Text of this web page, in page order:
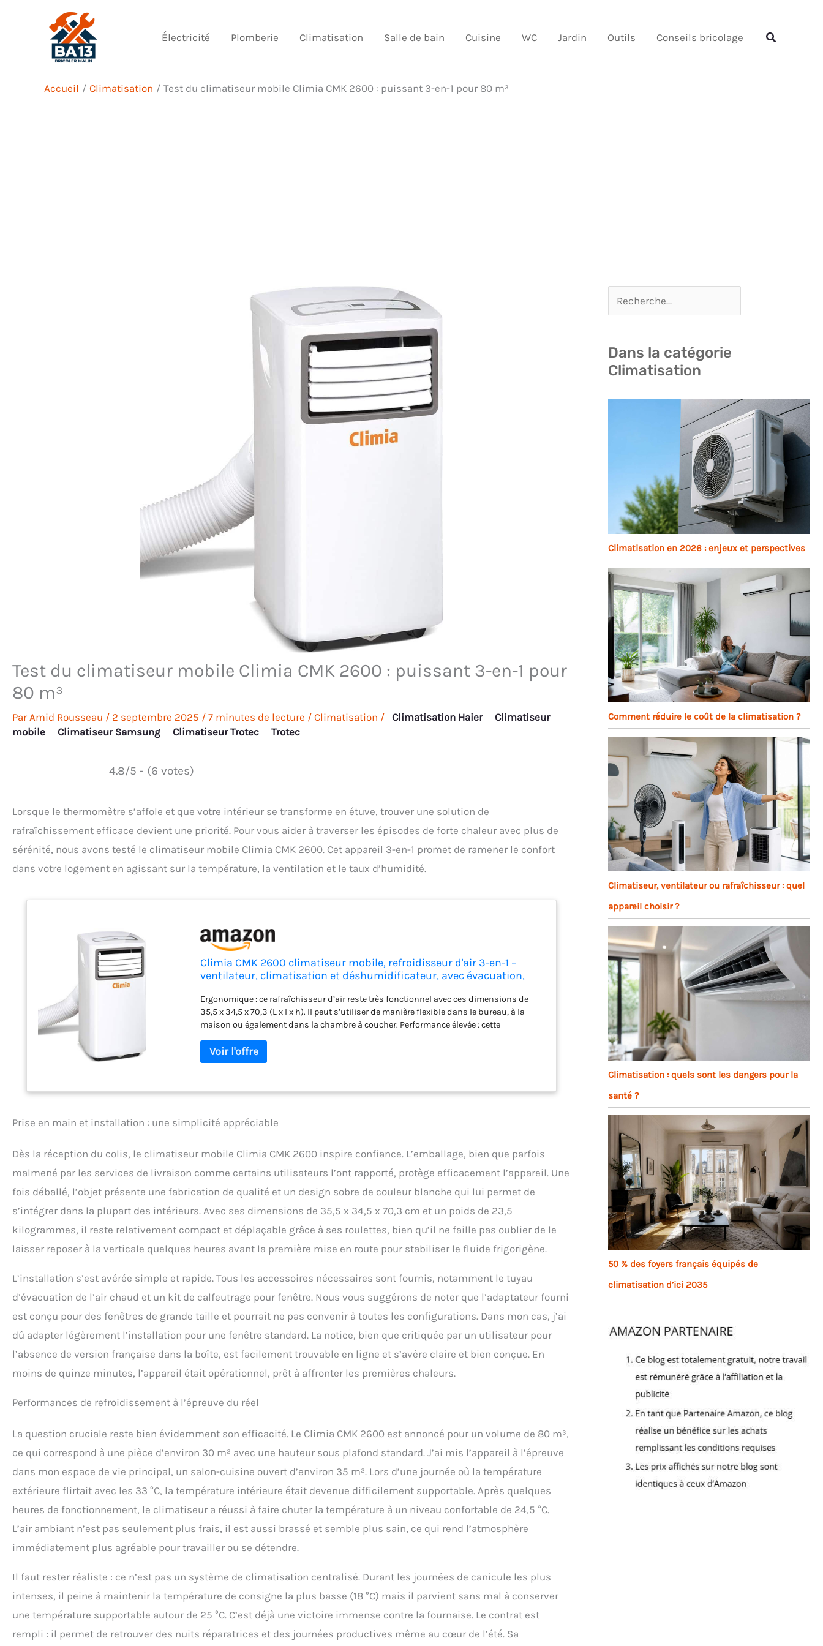
Électricité Plomberie Climatisation Salle de bain Cuisine WC Jardin Outils Conseils bricolage Rechercher
Accueil Climatisation Test du climatiseur mobile Climia CMK 2600 : puissant 3-en-1 pour 80 m³
Test du climatiseur mobile Climia CMK 2600 : puissant 3-en-1 pour
80 m³
ParAmid Rousseau / 2 septembre 2025 / 7 minutes de lecture / Climatisation / Climatisation Haier
Climatiseur
mobile
Climatiseur Samsung Climatiseur Trotec Trotec
4.8/5 - (6 votes)
Lorsque le thermomètre s’affole et que votre intérieur se transforme en étuve, trouver une solution de
rafraîchissement efficace devient une priorité. Pour vous aider à traverser les épisodes de forte chaleur avec plus de
sérénité, nous avons testé le climatiseur mobile Climia CMK 2600. Cet appareil 3-en-1 promet de ramener le confort
dans votre logement en agissant sur la température, la ventilation et le taux d’humidité.
Climia CMK 2600 climatiseur mobile, refroidisseur d'air 3-en-1 –
ventilateur, climatisation et déshumidificateur, avec évacuation,
Ergonomique : ce rafraîchisseur d’air reste très fonctionnel avec ces dimensions de
35,5 x 34,5 x 70,3 (L x l x h). Il peut s’utiliser de manière flexible dans le bureau, à la
maison ou également dans la chambre à coucher. Performance élevée : cette
80 mètres cubes et une puissance maximale de 310 m3/h. Les climatiseurs sans
évacuation sont beaucoup moins performants que le CMK 2600. Mise en service rapide
peut simplement être fixé à la fenêtre grâce au kit de montage. Facile à utiliser : avec
problème. Entretien facile de la clime et du filtre.
Prise en main et installation : une simplicité appréciable
Dès la réception du colis, le climatiseur mobile Climia CMK 2600 inspire confiance. L’emballage, bien que parfois
malmené par les services de livraison comme certains utilisateurs l’ont rapporté, protège efficacement l’appareil. Une
fois déballé, l’objet présente une fabrication de qualité et un design sobre de couleur blanche qui lui permet de
s’intégrer dans la plupart des intérieurs. Avec ses dimensions de 35,5 x 34,5 x 70,3 cm et un poids de 23,5
kilogrammes, il reste relativement compact et déplaçable grâce à ses roulettes, bien qu’il ne faille pas oublier de le
laisser reposer à la verticale quelques heures avant la première mise en route pour stabiliser le fluide frigorigène.
L’installation s’est avérée simple et rapide. Tous les accessoires nécessaires sont fournis, notamment le tuyau
d’évacuation de l’air chaud et un kit de calfeutrage pour fenêtre. Nous vous suggérons de noter que l’adaptateur fourni
est conçu pour des fenêtres de grande taille et pourrait ne pas convenir à toutes les configurations. Dans mon cas, j’ai
dû adapter légèrement l’installation pour une fenêtre standard. La notice, bien que critiquée par un utilisateur pour
l’absence de version française dans la boîte, est facilement trouvable en ligne et s’avère claire et bien conçue. En
moins de quinze minutes, l’appareil était opérationnel, prêt à affronter les premières chaleurs.
Performances de refroidissement à l’épreuve du réel
La question cruciale reste bien évidemment son efficacité. Le Climia CMK 2600 est annoncé pour un volume de 80 m³,
ce qui correspond à une pièce d’environ 30 m² avec une hauteur sous plafond standard. J’ai mis l’appareil à l’épreuve
dans mon espace de vie principal, un salon-cuisine ouvert d’environ 35 m². Lors d’une journée où la température
extérieure flirtait avec les 33 °C, la température intérieure était devenue difficilement supportable. Après quelques
heures de fonctionnement, le climatiseur a réussi à faire chuter la température à un niveau confortable de 24,5 °C.
L’air ambiant n’est pas seulement plus frais, il est aussi brassé et semble plus sain, ce qui rend l’atmosphère
immédiatement plus agréable pour travailler ou se détendre.
Il faut rester réaliste : ce n’est pas un système de climatisation centralisé. Durant les journées de canicule les plus
intenses, il peine à maintenir la température de consigne la plus basse (18 °C) mais il parvient sans mal à conserver
une température supportable autour de 25 °C. C’est déjà une victoire immense contre la fournaise. Le contrat est
rempli : il permet de retrouver des nuits réparatrices et des journées productives même au cœur de l’été. Sa
Dans la catégorie
Climatisation
Climatisation en 2026 : enjeux et perspectives
Comment réduire le coût de la climatisation ?
Climatiseur, ventilateur ou rafraîchisseur : quel
appareil choisir ?
Climatisation : quels sont les dangers pour la
santé ?
50 % des foyers français équipés de
climatisation d’ici 2035